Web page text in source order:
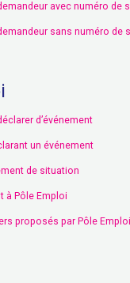
avec numéro de
sans numéro de
d’événement
un événement
de situation
à Pôle Emploi
proposés par Pôle Emploi